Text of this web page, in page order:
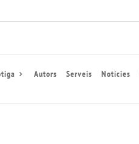
Autors Serveis Notícies